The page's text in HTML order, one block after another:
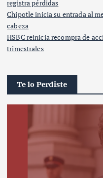
registra pérdidas
Chipotle inicia su entrada al
cabeza
HSBC reinicia recompra de
trimestrales
Te lo Perdiste